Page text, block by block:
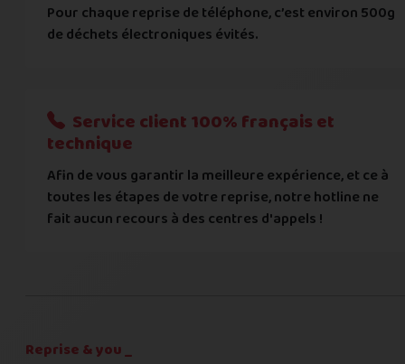
Je donnerai mes informations bancaires plus tard
Quelque chose à nous préciser ?
Commentaire
Pour chaque reprise de téléphone, c’est environ 500g
de déchets électroniques évités.
Service client 100% français et
technique
Afin de vous garantir la meilleure expérience, et ce à
toutes les étapes de votre reprise, notre hotline ne
fait aucun recours à des centres d'appels !
Reprise & you _